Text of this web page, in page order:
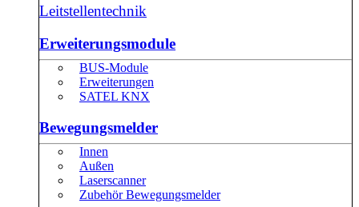
Leitstellentechnik
Erweiterungsmodule
BUS-Module
Erweiterungen
SATEL KNX
Bewegungsmelder
Innen
Außen
Laserscanner
Zubehör Bewegungsmelder